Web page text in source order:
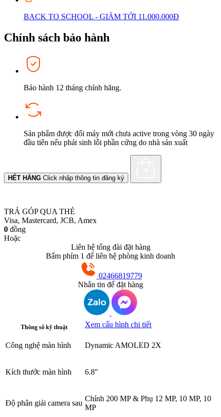
BACK TO SCHOOL - GIẢM TỚI 11.000.000Đ
Chính sách bảo hành
Bảo hành 12 tháng chính hãng.
Sản phẩm được đổi máy mới chưa active trong vòng 30 ngày
đầu tiên nếu phát sinh lỗi phần cứng do nhà sản xuất
HẾT HÀNG Click nhập thông tin đăng ký
TRẢ GÓP QUA THẺ
Visa, Mastercard, JCB, Amex
0 đồng
Hoặc
Liên hệ tổng đài đặt hàng
Bấm phím 1 để liên hệ phòng kinh doanh
02466819779
Nhắn tin để đặt hàng
Thông số kỹ thuật Xem cấu hình chi tiết
Công nghệ màn hình Dynamic AMOLED 2X
Kích thước màn hình 6.8"
Độ phân giải camera sau
Chính 200 MP & Phụ 12 MP, 10 MP, 10
MP